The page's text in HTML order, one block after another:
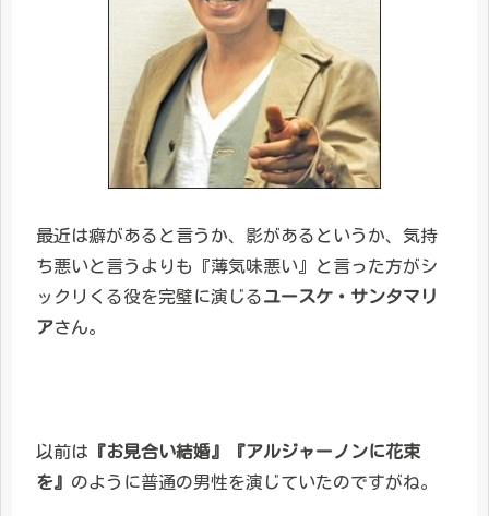
最近は癖があると言うか、影があるというか、気持
ち悪いと言うよりも『薄気味悪い』と言った方がシ
ックリくる役を完璧に演じるユースケ・サンタマリ
アさん。
以前は 『お見合い結婚』『アルジャーノンに花束
を』 のように普通の男性を演じていたのですがね。